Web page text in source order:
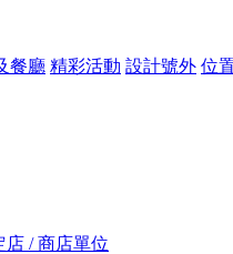
餐廳 精彩活動 設計號外 位
店 / 商店單位